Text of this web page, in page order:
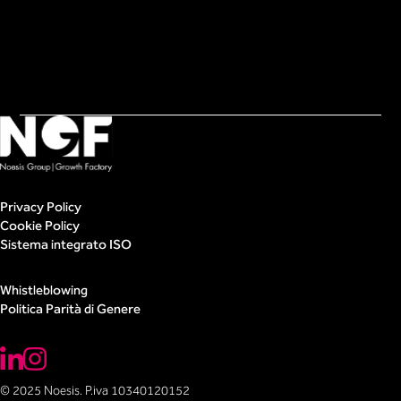
Privacy Policy
Cookie Policy
Sistema integrato ISO
Whistleblowing
Politica Parità di Genere
© 2025 Noesis. P.iva 10340120152